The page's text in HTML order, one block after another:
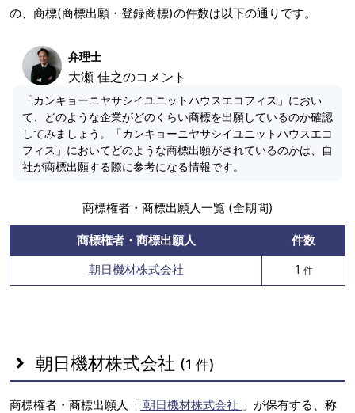
の、商標(商標出願・登録商標)の件数は以下の通りです。
弁理士
大瀬 佳之のコメント
「カンキョーニヤサシイユニットハウスエコフィス」におい
て、どのような企業がどのくらい商標を出願しているのか確認
してみましょう。「カンキョーニヤサシイユニットハウスエコ
フィス」においてどのような商標出願がされているのかは、自
社が商標出願する際に参考になる情報です。
商標権者・商標出願人一覧 (全期間)
商標権者・商標出願人
件数
朝日機材株式会社
1 件
朝日機材株式会社 (1 件)
商標権者・商標出願人「 朝日機材株式会社 」が保有する、称